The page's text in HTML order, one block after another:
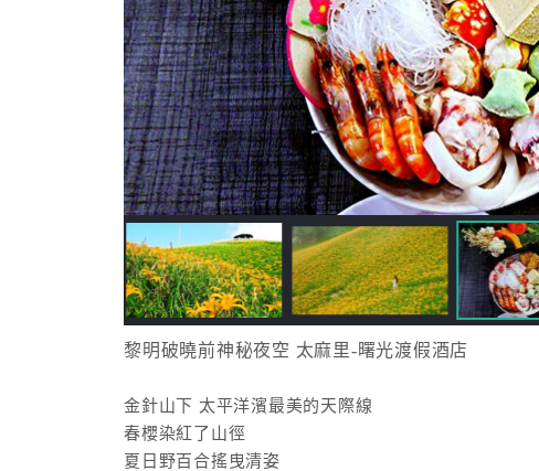
黎明破曉前神秘夜空 太麻里-曙光渡假酒店
金針山下 太平洋濱最美的天際線
春櫻染紅了山徑
夏日野百合搖曳清姿